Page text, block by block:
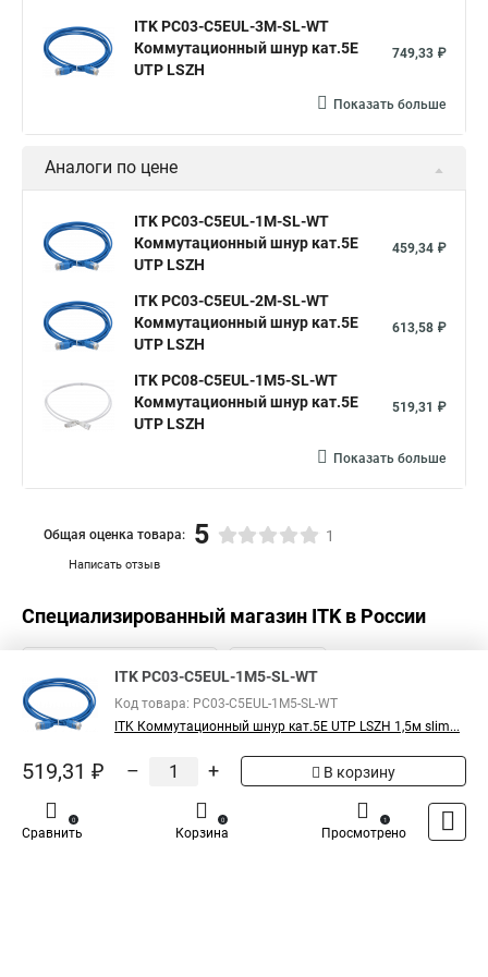
ITK PC03-C5EUL-3M-SL-WT
Коммутационный шнур кат.5E
UTP LSZH
749,33 ₽
Показать больше
Аналоги по цене
ITK PC03-C5EUL-1M-SL-WT
Коммутационный шнур кат.5E
UTP LSZH
459,34 ₽
ITK PC03-C5EUL-2M-SL-WT
Коммутационный шнур кат.5E
UTP LSZH
613,58 ₽
ITK PC08-C5EUL-1M5-SL-WT
Коммутационный шнур кат.5E
UTP LSZH
519,31 ₽
Показать больше
Написать отзыв
Общая оценка товара: 5 1
Специализированный магазин ITKв России
ITK PC03-C5EUL-1M5-SL-WT
Код товара: PC03-C5EUL-1M5-SL-WT
ITK Коммутационный шнур кат.5E UTP LSZH 1,5м slim...
519,31 ₽ – + В корзину
Сравнить
0
Корзина
0
Просмотрено
1